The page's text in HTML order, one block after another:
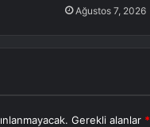
Ağustos 7, 2026
Gerekli alanlar *